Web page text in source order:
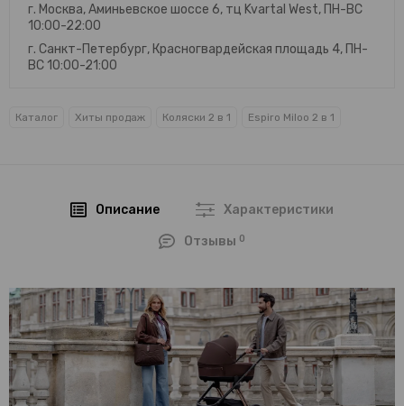
г. Москва, Аминьевское шоссе 6, тц Kvartal West, ПН-ВС
10:00-22:00
г. Санкт-Петербург, Красногвардейская площадь 4, ПН-
ВС 10:00-21:00
Каталог Хиты продаж Коляски 2 в 1 Espiro Miloo 2 в 1
Описание Характеристики
Отзывы 0